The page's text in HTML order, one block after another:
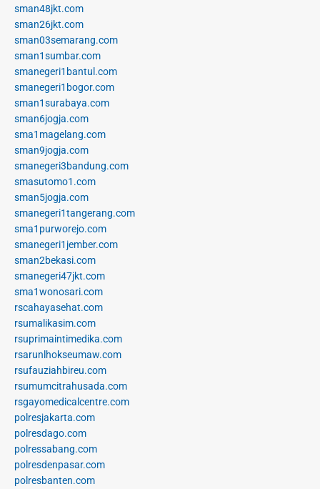
sman48jkt.com
sman26jkt.com
sman03semarang.com
sman1sumbar.com
smanegeri1bantul.com
smanegeri1bogor.com
sman1surabaya.com
sman6jogja.com
sma1magelang.com
sman9jogja.com
smanegeri3bandung.com
smasutomo1.com
sman5jogja.com
smanegeri1tangerang.com
sma1purworejo.com
smanegeri1jember.com
sman2bekasi.com
smanegeri47jkt.com
sma1wonosari.com
rscahayasehat.com
rsumalikasim.com
rsuprimaintimedika.com
rsarunlhokseumaw.com
rsufauziahbireu.com
rsumumcitrahusada.com
rsgayomedicalcentre.com
polresjakarta.com
polresdago.com
polressabang.com
polresdenpasar.com
polresbanten.com